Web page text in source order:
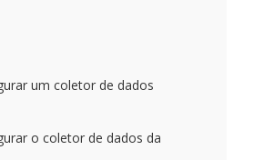
um coletor de dados
o coletor de dados da